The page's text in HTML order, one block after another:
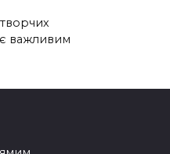
важливим